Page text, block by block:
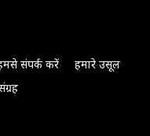
संपर्क करें
हमारे उसूल